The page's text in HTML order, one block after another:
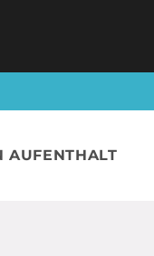
AUFENTHALT